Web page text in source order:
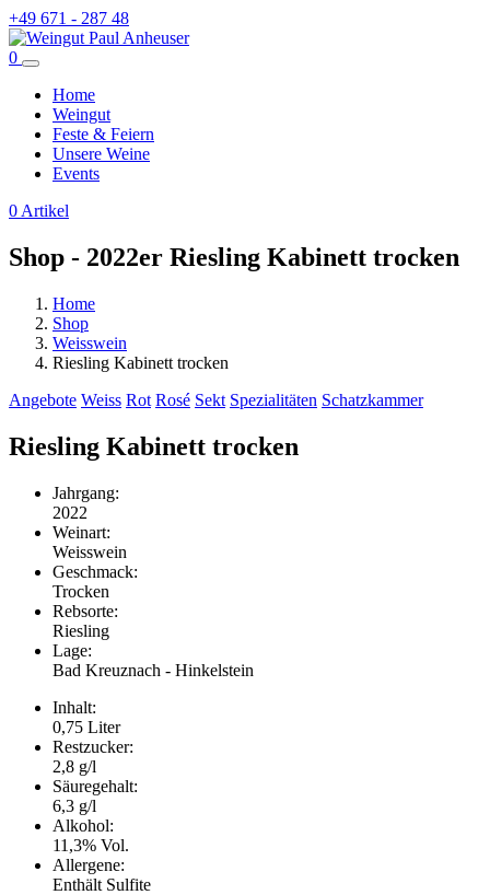
+49 671 - 287 48
0
Home
Weingut
Feste & Feiern
Unsere Weine
Events
0 Artikel
Shop - 2022er Riesling Kabinett trocken
Home
Shop
Weisswein
Riesling Kabinett trocken
Angebote Weiss Rot Rosé Sekt Spezialitäten Schatzkammer
Riesling Kabinett trocken
Jahrgang:
2022
Weinart:
Weisswein
Geschmack:
Trocken
Rebsorte:
Riesling
Lage:
Bad Kreuznach - Hinkelstein
Inhalt:
0,75 Liter
Restzucker:
2,8 g/l
Säuregehalt:
6,3 g/l
Alkohol:
11,3% Vol.
Allergene:
Enthält Sulfite